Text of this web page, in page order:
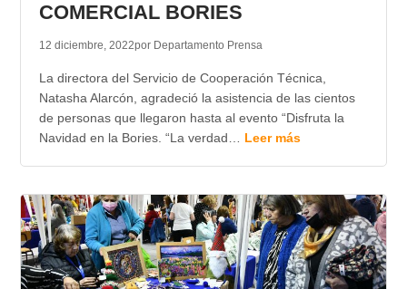
COMERCIAL BORIES
12 diciembre, 2022por Departamento Prensa
La directora del Servicio de Cooperación Técnica,
Natasha Alarcón, agradeció la asistencia de las cientos
de personas que llegaron hasta al evento “Disfruta la
Navidad en la Bories. “La verdad… Leer más